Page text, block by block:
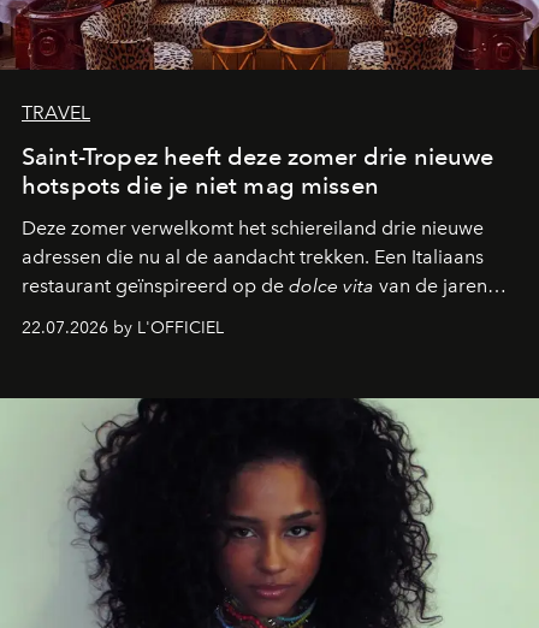
TRAVEL
Saint-Tropez heeft deze zomer drie nieuwe
hotspots die je niet mag missen
Deze zomer verwelkomt het schiereiland drie nieuwe
adressen die nu al de aandacht trekken. Een Italiaans
restaurant geïnspireerd op de dolce vita van de jaren
zestig, een Japanse hotspot die na zonsondergang
verandert in een bruisende ontmoetingsplek en de
neerstrijkt in Saint-Tropez. Dit zijn de nieuwe adressen
die deze zomer de toon zetten, van lange lunches tot
zwoele nachten.
22.07.2026 by L'OFFICIEL